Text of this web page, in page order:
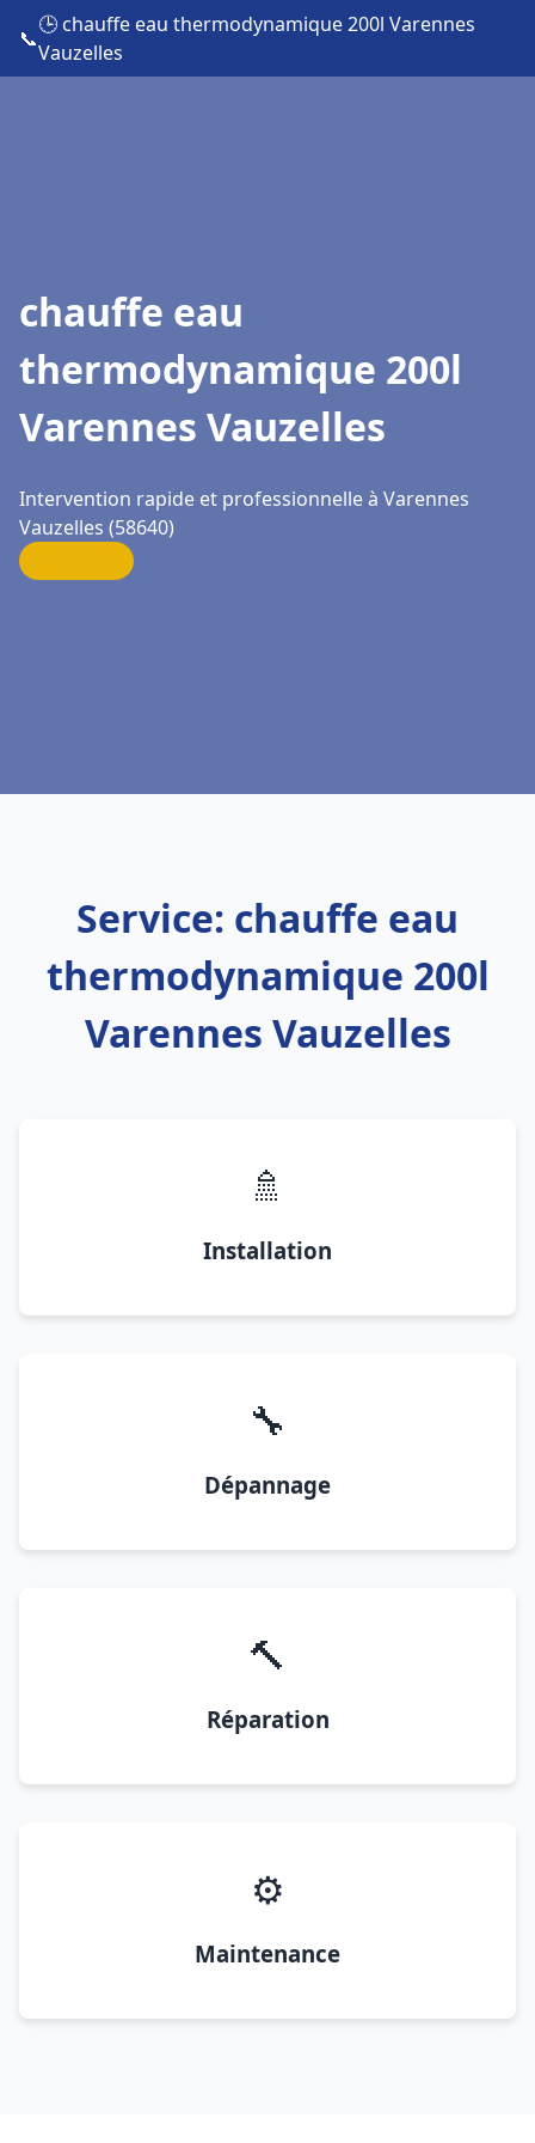
📞
🕒 chauffe eau thermodynamique 200l Varennes
Vauzelles
chauffe eau
thermodynamique 200l
Varennes Vauzelles
Intervention rapide et professionnelle à Varennes
Vauzelles (58640)
Service: chauffe eau
thermodynamique 200l
Varennes Vauzelles
🚿
Installation
🔧
Dépannage
🔨
Réparation
⚙️
Maintenance